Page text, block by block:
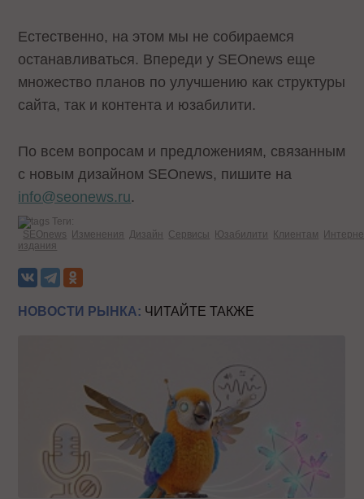
Естественно, на этом мы не собираемся
останавливаться. Впереди у SEOnews еще
множество планов по улучшению как структуры
сайта, так и контента и юзабилити.
По всем вопросам и предложениям, связанным
с новым дизайном SEOnews, пишите на
info@seonews.ru.
Теги:
SEOnews
Изменения Дизайн Сервисы Юзабилити Клиентам
издания
НОВОСТИ РЫНКА: ЧИТАЙТЕ ТАКЖЕ